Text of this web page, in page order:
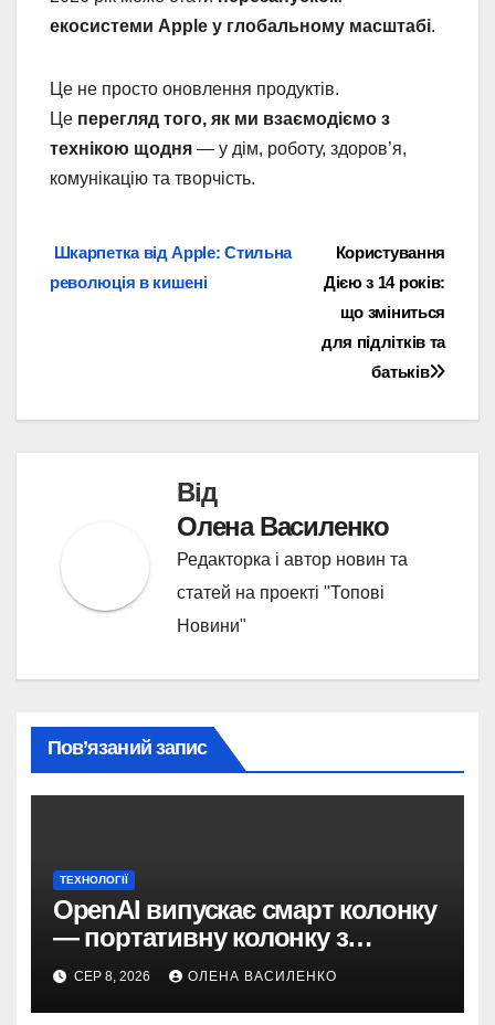
екосистеми Apple у глобальному масштабі.
Це не просто оновлення продуктів.
Це перегляд того, як ми взаємодіємо з
технікою щодня — у дім, роботу, здоров’я,
комунікацію та творчість.
Навігація
записів
Користування
Дією з 14 років:
що зміниться
для підлітків та
батьків
Шкарпетка від Apple: Стильна
революція в кишені
Від
Олена Василенко
Редакторка і автор новин та
статей на проекті "Топові
Новини"
Пов’язаний запис
ТЕХНОЛОГІЇ
OpenAI випускає смарт колонку
— портативну колонку з
ChatGPT, камерою та цінником
понад $300
СЕР 8, 2026 ОЛЕНА ВАСИЛЕНКО